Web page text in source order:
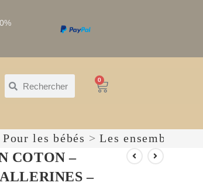
0
Pour les bébés > Les ensembles
COTON –
–